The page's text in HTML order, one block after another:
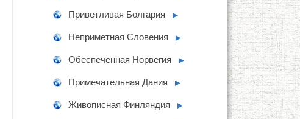
Приветливая Болгария ►
Неприметная Словения ►
Обеспеченная Норвегия ►
Примечательная Дания ►
Живописная Финляндия ►